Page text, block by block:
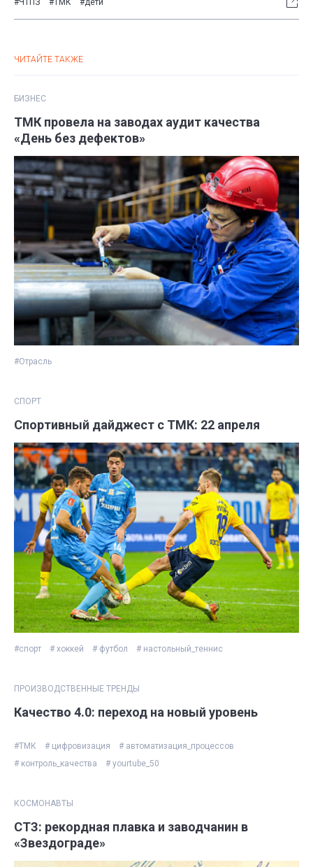
#ЧТПЗ #ТМК #дети
ЧИТАЙТЕ ТАКЖЕ
БИЗНЕС
ТМК провела на заводах аудит качества
«День без дефектов»
#Отрасль
СПОРТ
Спортивный дайджест с ТМК: 22 апреля
#спорт # хоккей # футбол # настольный_теннис
ПРОИЗВОДСТВЕННЫЕ ТРЕНДЫ
Качество 4.0: переход на новый уровень
#ТМК # цифровизация
# автоматизация_процессов
# контроль_качества
# yourtube_50
КОСМОНАВТЫ
СТЗ: рекордная плавка и заводчанин в
«Звездограде»